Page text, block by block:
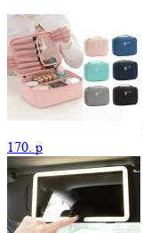
170. p